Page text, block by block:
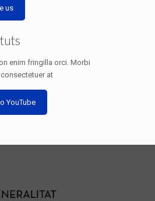
us
enim fringilla orci. Morbi
at
YouTube